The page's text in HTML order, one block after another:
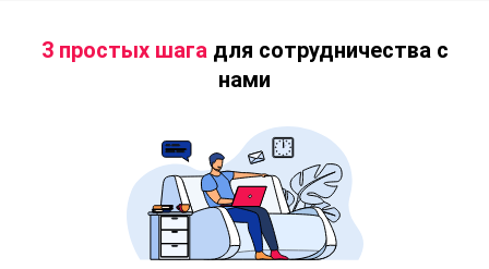
3 простых шагадля сотрудничества с
нами